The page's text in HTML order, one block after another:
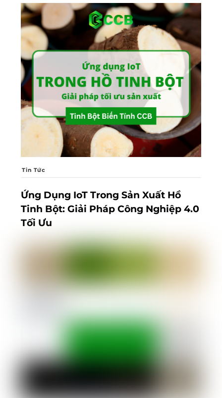
Tin Tức
Ứng Dụng IoT Trong Sản Xuất Hồ
Tinh Bột: Giải Pháp Công Nghiệp 4.0
Tối Ưu